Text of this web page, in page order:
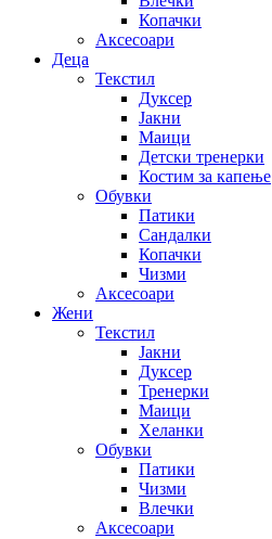
Копачки
Аксесоари
Деца
Текстил
Дуксер
Јакни
Маици
Детски тренерки
Костим за капење
Обувки
Патики
Сандалки
Копачки
Чизми
Аксесоари
Жени
Текстил
Јакни
Дуксер
Тренерки
Маици
Хеланки
Обувки
Патики
Чизми
Влечки
Аксесоари